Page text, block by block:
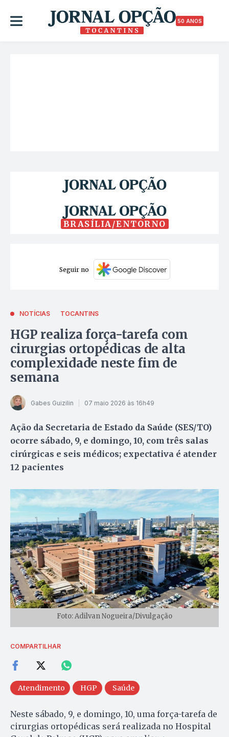
50 ANOS
BRASÍLIA/ENTORNO
Seguir no
NOTÍCIAS TOCANTINS
HGP realiza força-tarefa com
cirurgias ortopédicas de alta
complexidade neste fim de
semana
Gabes Guizilin 07 maio 2026 às 16h49
Ação da Secretaria de Estado da Saúde (SES/TO)
ocorre sábado, 9, e domingo, 10, com três salas
cirúrgicas e seis médicos; expectativa é atender
12 pacientes
Foto: Adilvan Nogueira/Divulgação
COMPARTILHAR
Atendimento HGP Saúde
Neste sábado, 9, e domingo, 10, uma força-tarefa de
cirurgias ortopédicas será realizada no Hospital